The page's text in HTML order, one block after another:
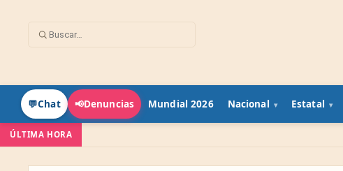
💬Chat 📢Denuncias Mundial 2026 Nacional Estatal
ÚLTIMA HORA